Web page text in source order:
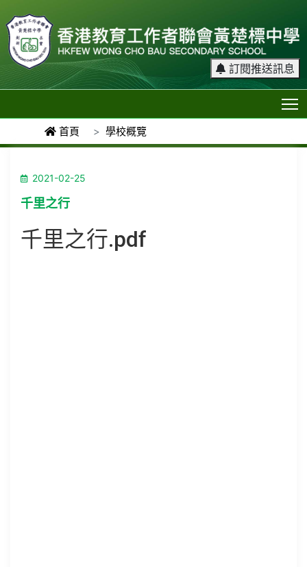
訂閱推送訊息
首頁 學校概覽
2021-02-25
千里之行
千里之行.pdf